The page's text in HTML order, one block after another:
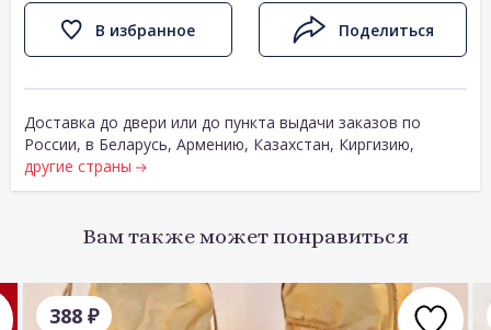
Поделиться
В избранное
Доставка до двери или до пункта выдачи заказов по
России, в Беларусь, Армению, Казахстан, Киргизию,
другие страны
Вам также может понравиться
388 ₽